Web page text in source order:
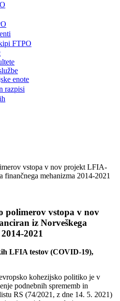
FTPO
enote
razpisi
polimerov vstopa v nov
iz Norveškega
2021
LFIA testov (COVID-19),
kohezijsko politiko je v
podnebnih sprememb in
RS (74/2021, z dne 14. 5. 2021)